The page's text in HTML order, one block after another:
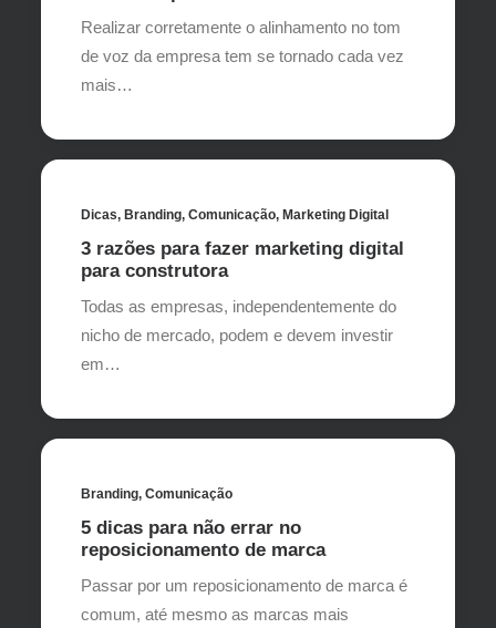
Realizar corretamente o alinhamento no tom
de voz da empresa tem se tornado cada vez
mais…
Dicas, Branding, Comunicação, Marketing Digital
3 razões para fazer marketing digital
para construtora
Todas as empresas, independentemente do
nicho de mercado, podem e devem investir
em…
Branding, Comunicação
5 dicas para não errar no
reposicionamento de marca
Passar por um reposicionamento de marca é
comum, até mesmo as marcas mais